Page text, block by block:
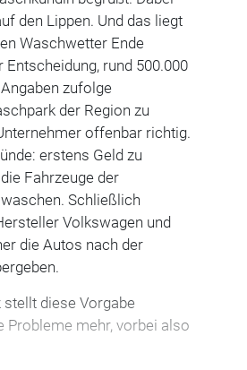
den Lippen. Und das liegt
Waschwetter Ende
Entscheidung, rund 500.000
zufolge
der Region zu
offenbar richtig.
erstens Geld zu
Fahrzeuge der
Schließlich
Volkswagen und
die Autos nach der
diese Vorgabe
Probleme mehr, vorbei also